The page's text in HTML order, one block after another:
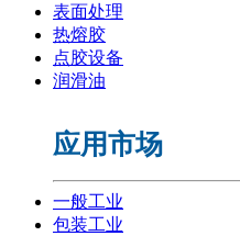
表面处理
热熔胶
点胶设备
润滑油
应用市场
一般工业
包装工业